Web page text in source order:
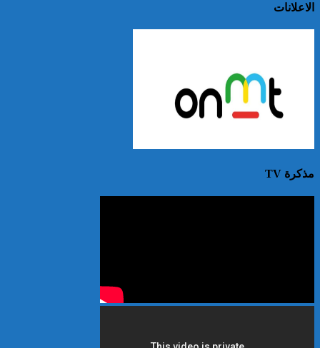
الاعلانات
مذكرة TV